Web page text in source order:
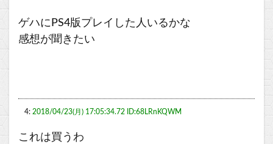
ゲハにPS4版プレイした人いるかな
感想が聞きたい
4: 2018/04/23(月) 17:05:34.72 ID:68LRnKQWM
これは買うわ